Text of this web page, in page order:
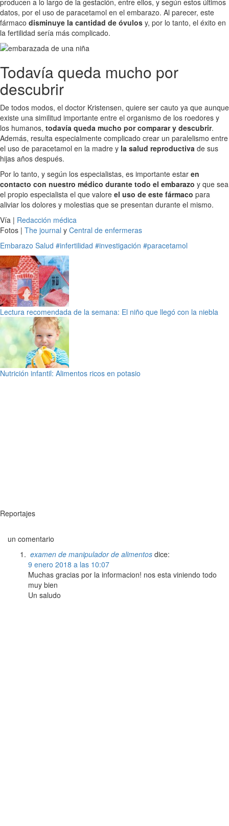
producen a lo largo de la gestación, entre ellos, y según estos últimos
datos, por el uso de paracetamol en el embarazo. Al parecer, este
fármaco disminuye la cantidad de óvulos y, por lo tanto, el éxito en
la fertilidad sería más complicado.
Todavía queda mucho por
descubrir
De todos modos, el doctor Kristensen, quiere ser cauto ya que aunque
existe una similitud importante entre el organismo de los roedores y
los humanos, todavía queda mucho por comparar y descubrir.
Además, resulta especialmente complicado crear un paralelismo entre
el uso de paracetamol en la madre y la salud reproductiva de sus
hijas años después.
Por lo tanto, y según los especialistas, es importante estar en
contacto con nuestro médico durante todo el embarazo y que sea
el propio especialista el que valore el uso de este fármaco para
aliviar los dolores y molestias que se presentan durante el mismo.
Vía | Redacción médica
Fotos | The journal y Central de enfermeras
Embarazo Salud #infertilidad #investigación #paracetamol
Lectura recomendada de la semana: El niño que llegó con la niebla
Nutrición infantil: Alimentos ricos en potasio
Reportajes
un comentario
examen de manipulador de alimentos dice:
9 enero 2018 a las 10:07
Muchas gracias por la informacion! nos esta viniendo todo
muy bien
Un saludo